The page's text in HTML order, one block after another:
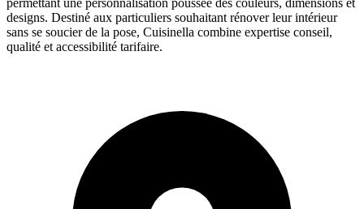
designs. Destiné aux particuliers souhaitant rénover leur intérieur
sans se soucier de la pose, Cuisinella combine expertise conseil,
qualité et accessibilité tarifaire.